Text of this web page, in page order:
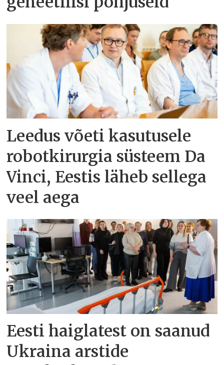
Leedus võeti kasutusele
robotkirurgia süsteem Da
Vinci, Eestis läheb sellega
veel aega
Eesti haiglatest on saanud
Ukraina arstide